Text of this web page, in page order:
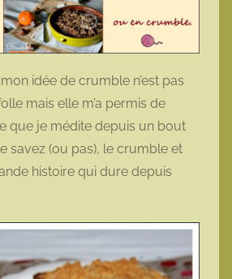
idée de crumble n’est pas
mais elle m’a permis de
que je médite depuis un bout
savez (ou pas), le crumble et
histoire qui dure depuis